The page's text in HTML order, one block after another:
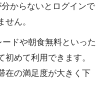
からないとログインで
ん。
ドや朝食無料といった
めて利用できます。
在の満足度が大きく下